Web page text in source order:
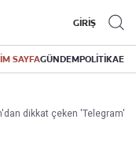
GİRİŞ
SAYFAGÜNDEMPOLİTİKA
dikkat çeken 'Telegram'